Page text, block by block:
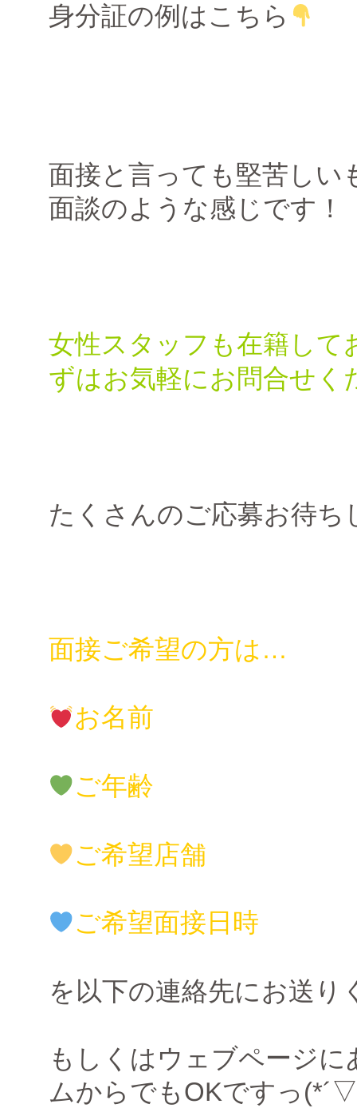
身分証の例はこちら
面接と言っても堅苦しい
面談のような感じです！
女性スタッフも在籍して
ずはお気軽にお問合せく
たくさんのご応募お待ち
面接ご希望の方は…
お名前
ご年齢
ご希望店舗
ご希望面接日時
を以下の連絡先にお送り
もしくはウェブページに
ムからでもOKですっ